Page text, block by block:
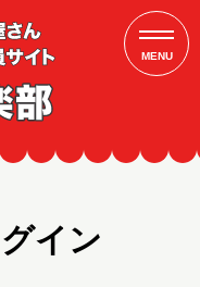
MENU
イン